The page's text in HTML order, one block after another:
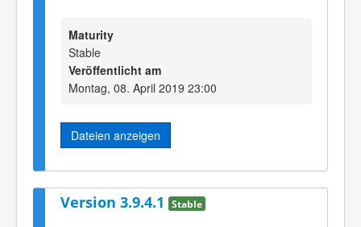
Maturity
Stable
Veröffentlicht am
Montag, 08. April 2019 23:00
Dateien anzeigen
Version 3.9.4.1 Stable